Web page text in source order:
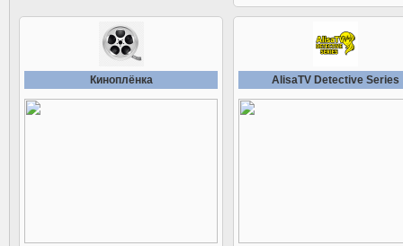
Киноплёнка AlisaTV Detective Series